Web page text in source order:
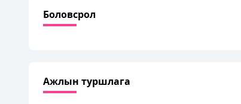
Боловсрол
Ажлын туршлага